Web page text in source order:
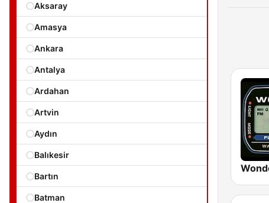
Aksaray
Amasya
Ankara
Antalya
Ardahan
Artvin
Aydın
Balıkesir
Bartın
Batman